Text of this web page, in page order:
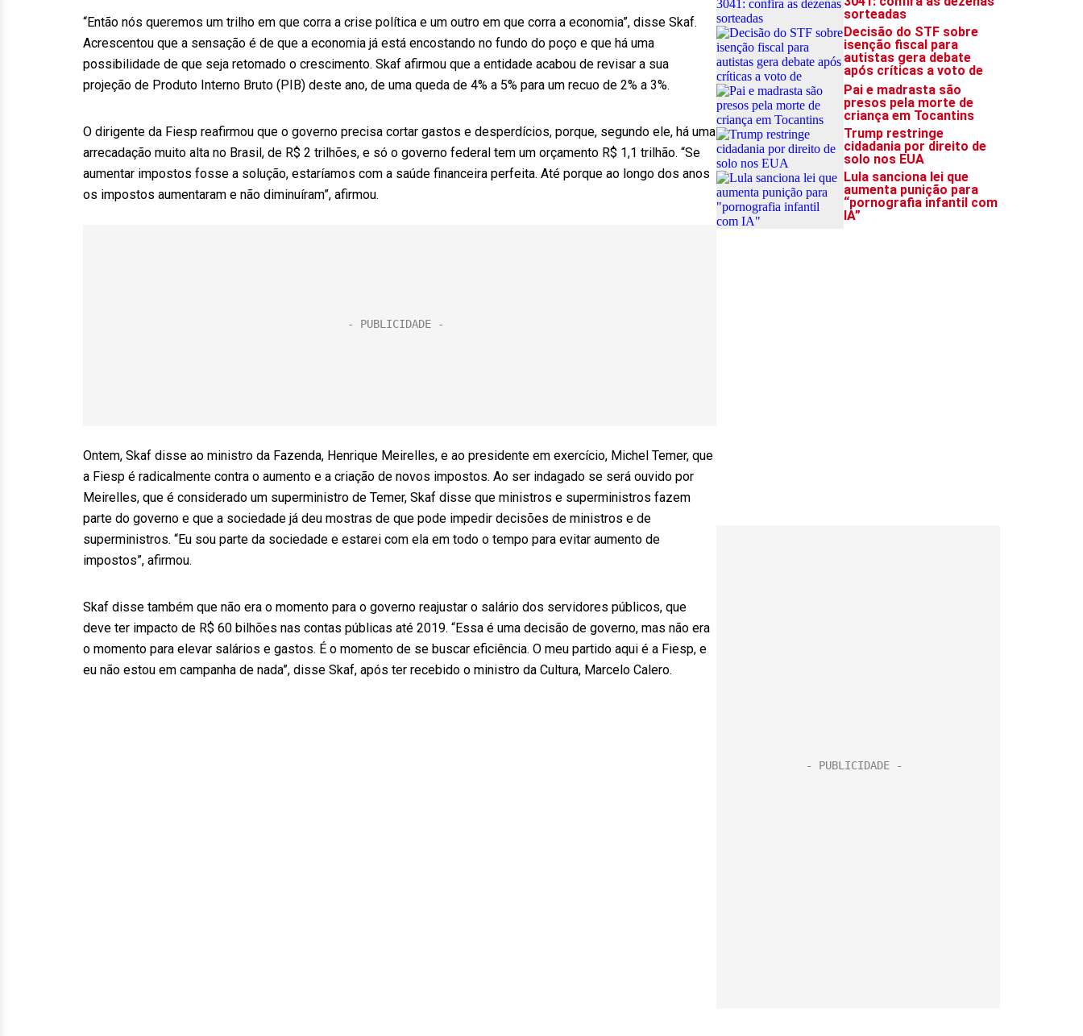
“Então nós queremos um trilho em que corra a crise política e um outro em que corra a economia”, disse Skaf.
Acrescentou que a sensação é de que a economia já está encostando no fundo do poço e que há uma
possibilidade de que seja retomado o crescimento. Skaf afirmou que a entidade acabou de revisar a sua
projeção de Produto Interno Bruto (PIB) deste ano, de uma queda de 4% a 5% para um recuo de 2% a 3%.
O dirigente da Fiesp reafirmou que o governo precisa cortar gastos e desperdícios, porque, segundo ele, há uma
arrecadação muito alta no Brasil, de R$ 2 trilhões, e só o governo federal tem um orçamento R$ 1,1 trilhão. “Se
aumentar impostos fosse a solução, estaríamos com a saúde financeira perfeita. Até porque ao longo dos anos
os impostos aumentaram e não diminuíram”, afirmou.
Ontem, Skaf disse ao ministro da Fazenda, Henrique Meirelles, e ao presidente em exercício, Michel Temer, que
a Fiesp é radicalmente contra o aumento e a criação de novos impostos. Ao ser indagado se será ouvido por
Meirelles, que é considerado um superministro de Temer, Skaf disse que ministros e superministros fazem
parte do governo e que a sociedade já deu mostras de que pode impedir decisões de ministros e de
superministros. “Eu sou parte da sociedade e estarei com ela em todo o tempo para evitar aumento de
impostos”, afirmou.
Skaf disse também que não era o momento para o governo reajustar o salário dos servidores públicos, que
deve ter impacto de R$ 60 bilhões nas contas públicas até 2019. “Essa é uma decisão de governo, mas não era
o momento para elevar salários e gastos. É o momento de se buscar eficiência. O meu partido aqui é a Fiesp, e
eu não estou em campanha de nada”, disse Skaf, após ter recebido o ministro da Cultura, Marcelo Calero.